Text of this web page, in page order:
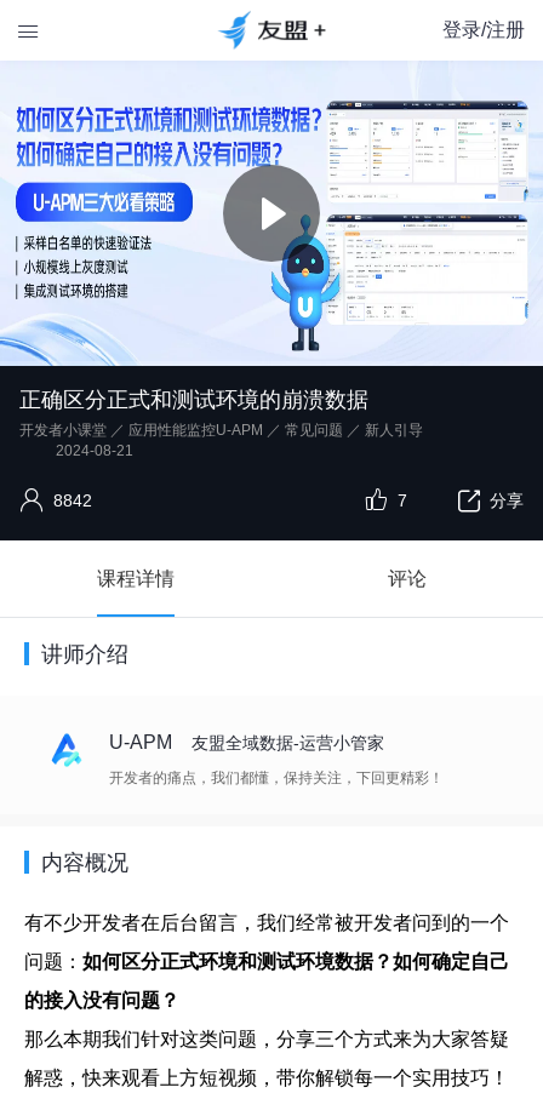
 登录/注册
正确区分正式和测试环境的崩溃数据
开发者小课堂 ／ 应用性能监控U-APM ／ 常见问题 ／ 新人引导
2024-08-21
8842 分享
7
课程详情 评论
讲师介绍
U-APM 友盟全域数据-运营小管家
开发者的痛点，我们都懂，保持关注，下回更精彩！
内容概况
有不少开发者在后台留言，我们经常被开发者问到的一个
问题： 如何区分正式环境和测试环境数据？如何确定自己
的接入没有问题？
那么本期我们针对这类问题，分享三个方式来为大家答疑
解惑，快来观看上方短视频，带你解锁每一个实用技巧！